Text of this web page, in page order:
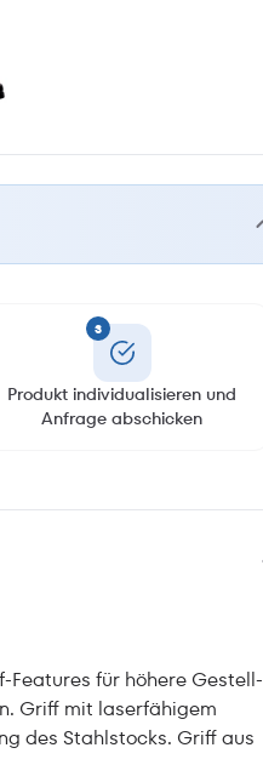
3
Produkt individualisieren und
Anfrage abschicken
Features für höhere Gestell-
Griff mit laserfähigem
des Stahlstocks. Griff aus